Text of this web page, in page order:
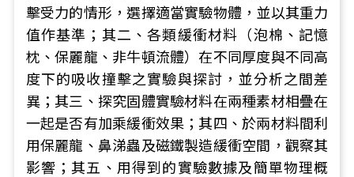
擊受力的情形，選擇適當實驗物體，並以其重力
值作基準；其二、各類緩衝材料（泡棉、記憶
枕、保麗龍、非牛頓流體）在不同厚度與不同高
度下的吸收撞擊之實驗與探討，並分析之間差
異；其三、探究固體實驗材料在兩種素材相疊在
一起是否有加乘緩衝效果；其四、於兩材料間利
用保麗龍、鼻涕蟲及磁鐵製造緩衝空間，觀察其
影響；其五、用得到的實驗數據及簡單物理概